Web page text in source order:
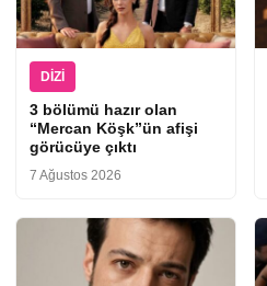
DIZI
3 bölümü hazır olan
“Mercan Köşk”ün afişi
görücüye çıktı
7 Ağustos 2026